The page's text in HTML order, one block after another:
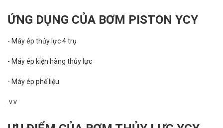
ỨNG DỤNG CỦA BƠM PISTON YCY
- Máy ép thủy lực 4 trụ
- Máy ép kiện hàng thủy lực
- Máy ép phế liệu
.v.v